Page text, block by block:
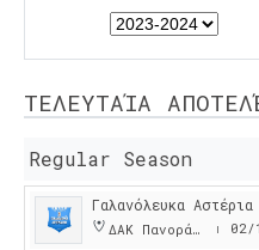
ΤΕΛΕΥΤΑΊΑ
Regular Season
Γαλανόλευκα
ΔΑΚ Πανοράματος | 02/